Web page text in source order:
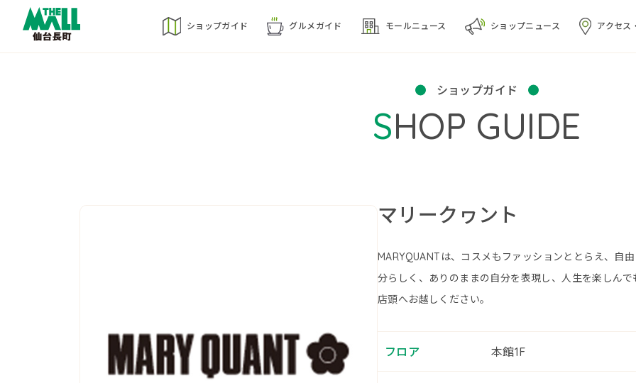
ショップガイド グルメ ガイド モールニュース ショップニュース アクセス
ショップガイド
SHOP GUIDE
マリークヮント
MARYQUANTは、コスメもファッションととらえ、自
分らしく、ありのままの自分を表現し、人生を楽しん
店頭へお越しください。
フロア 本館1F